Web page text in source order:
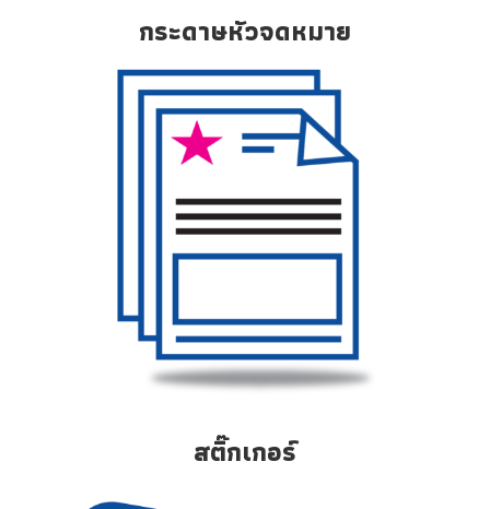
กระดาษหัวจดหมาย
สติ๊กเกอร์